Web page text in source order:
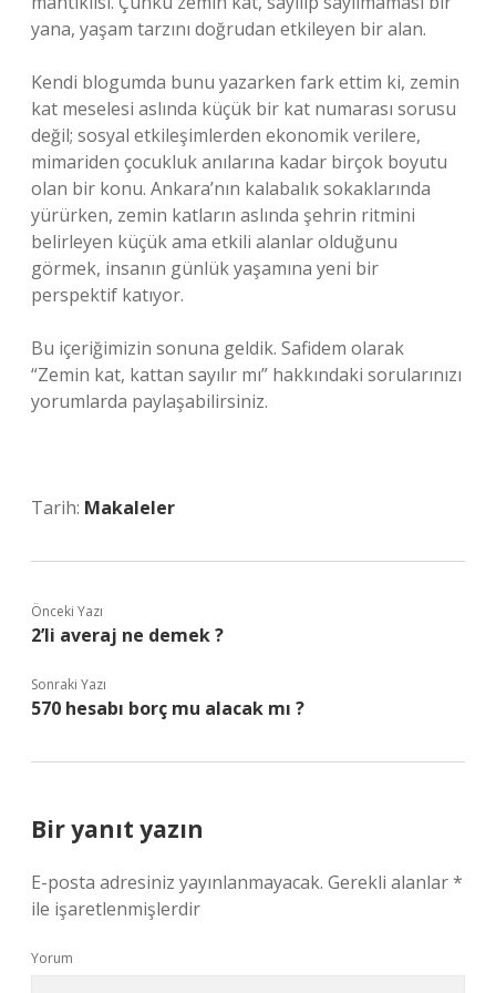
yana, yaşam tarzını doğrudan etkileyen bir alan.
Kendi blogumda bunu yazarken fark ettim ki, zemin
kat meselesi aslında küçük bir kat numarası sorusu
değil; sosyal etkileşimlerden ekonomik verilere,
mimariden çocukluk anılarına kadar birçok boyutu
olan bir konu. Ankara’nın kalabalık sokaklarında
yürürken, zemin katların aslında şehrin ritmini
belirleyen küçük ama etkili alanlar olduğunu
görmek, insanın günlük yaşamına yeni bir
perspektif katıyor.
Bu içeriğimizin sonuna geldik. Safidem olarak
“Zemin kat, kattan sayılır mı” hakkındaki sorularınızı
yorumlarda paylaşabilirsiniz.
Tarih: Makaleler
Önceki Yazı
2’li averaj ne demek ?
Sonraki Yazı
570 hesabı borç mu alacak mı ?
Bir yanıt yazın
E-posta adresiniz yayınlanmayacak. Gerekli alanlar*
ile işaretlenmişlerdir
Yorum